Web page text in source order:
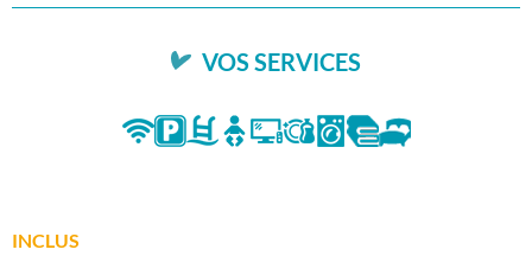
VOS SERVICES
INCLUS